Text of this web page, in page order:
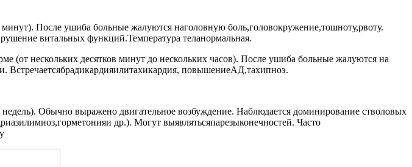
минут). После ушиба больные жалуются наголовную боль,головокружение,тошноту,рвоту.
витальных функций.Температура теланормальная.
(от нескольких десятков минут до нескольких часов). После ушиба больные жалуются на
Встречаетсябрадикардияилитахикардия, повышениеАД,тахипноэ.
недель). Обычно выражено двигательное возбуждение. Наблюдается доминирование стволовых
др.). Могут выявлятьсяпарезыконечностей. Часто